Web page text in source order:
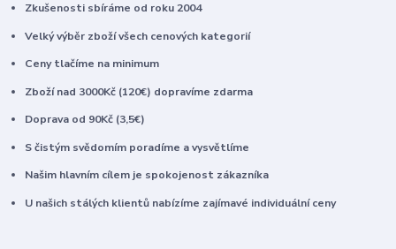
Zkušenosti sbíráme od roku 2004
Velký výběr zboží všech cenových kategorií
Ceny tlačíme na minimum
Zboží nad 3000Kč (120€) dopravíme zdarma
Doprava od 90Kč (3,5€)
S čistým svědomím poradíme a vysvětlíme
Našim hlavním cílem je spokojenost zákazníka
U našich stálých klientů nabízíme zajímavé individuální ceny